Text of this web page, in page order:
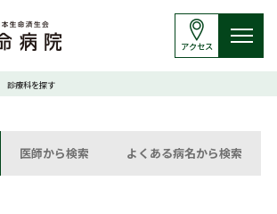
アクセス
診療科を探す
医師から検索 よくある病名から検索